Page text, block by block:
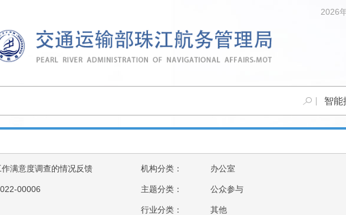
2026
满意度调查的情况反馈
00006
机构分类： 办公室
主题分类： 公众参与
行业分类： 其他